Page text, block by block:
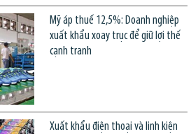
Mỹ áp thuế 12,5%: Doanh nghiệp
xuất khẩu xoay trục để giữ lợi thế
cạnh tranh
Xuất khẩu điện thoại và linh kiện